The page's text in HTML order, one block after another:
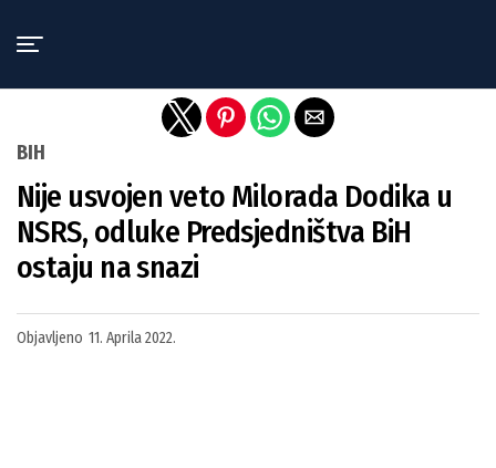
BIH
Nije usvojen veto Milorada Dodika u
NSRS, odluke Predsjedništva BiH
ostaju na snazi
Objavljeno 11. Aprila 2022.